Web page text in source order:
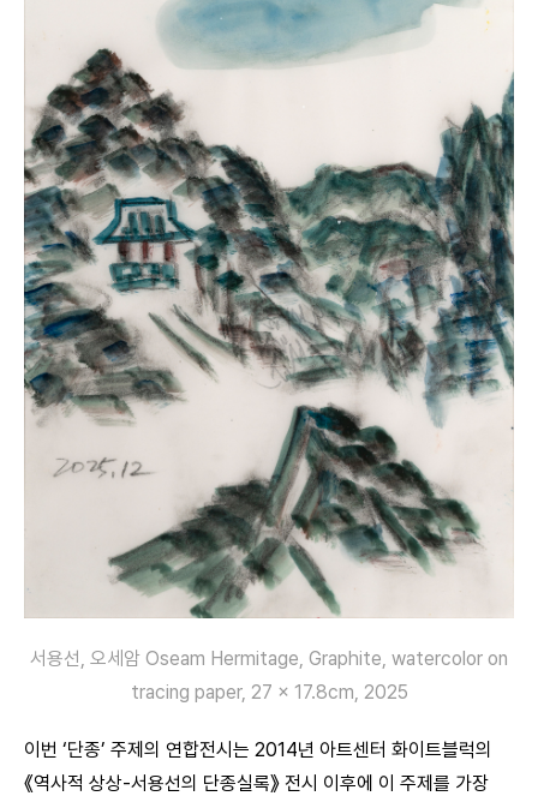
서용선, 오세암 Oseam Hermitage, Graphite, watercolor on
tracing paper, 27 × 17.8cm, 2025
이번 ‘단종’ 주제의 연합전시는 2014년 아트센터 화이트블럭의
《역사적 상상-서용선의 단종실록》 전시 이후에 이 주제를 가장